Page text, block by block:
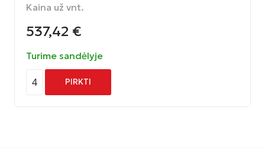
Kaina už vnt.
537,42 €
Turime sandėlyje
4 PIRKTI